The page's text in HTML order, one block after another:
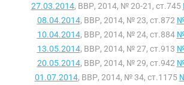
27.03.2014, ВВР, 2014, № 20-21, ст.745
08.04.2014, ВВР, 2014, № 23, ст.872 №
10.04.2014, ВВР, 2014, № 24, ст.884 №
13.05.2014, ВВР, 2014, № 27, ст.913 №
20.05.2014, ВВР, 2014, № 29, ст.942 №
01.07.2014, ВВР, 2014, № 34, ст.1175